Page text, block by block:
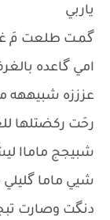
ياربي
گمـت طلعت مَ
امي گاعده
عزززه شبيههه
رحَت ركضتلها
شبيجج ماماا
شيي ماما گليلي
دنگت وصارت